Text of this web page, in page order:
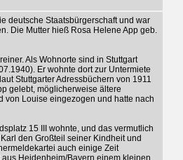
deutsche Staatsbürgerschaft und war
Die Mutter hieß Rosa Helene App geb.
Als Wohnorte sind in Stuttgart
Er wohnte dort zur Untermiete
Stuttgarter Adressbüchern von 1911
gelebt, möglicherweise ältere
von Louise eingezogen und hatte nach
15 III wohnte, und das vermutlich
den Großteil seiner Kindheit und
auch einige Zeit
Heidenheim/Bayern einem kleinen